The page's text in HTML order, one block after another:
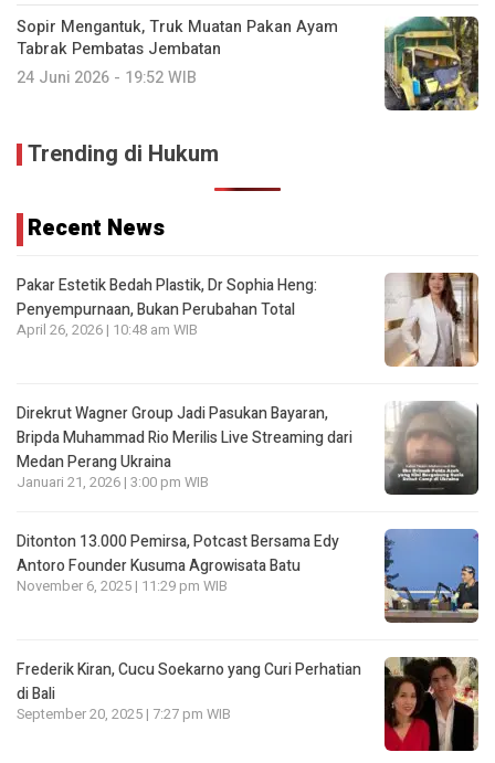
Sopir Mengantuk, Truk Muatan Pakan Ayam
Tabrak Pembatas Jembatan
24 Juni 2026 - 19:52 WIB
Trending di Hukum
Recent News
Pakar Estetik Bedah Plastik, Dr Sophia Heng:
Penyempurnaan, Bukan Perubahan Total
April 26, 2026 | 10:48 am WIB
Direkrut Wagner Group Jadi Pasukan Bayaran,
Bripda Muhammad Rio Merilis Live Streaming dari
Medan Perang Ukraina
Januari 21, 2026 | 3:00 pm WIB
Ditonton 13.000 Pemirsa, Potcast Bersama Edy
Antoro Founder Kusuma Agrowisata Batu
November 6, 2025 | 11:29 pm WIB
Frederik Kiran, Cucu Soekarno yang Curi Perhatian
di Bali
September 20, 2025 | 7:27 pm WIB